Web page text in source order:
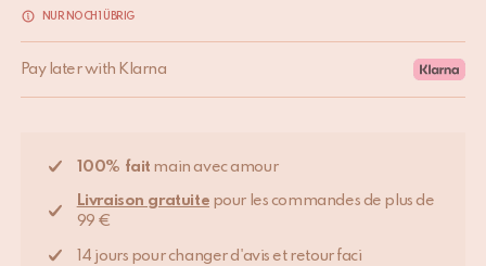
NUR NOCH 1 ÜBRIG
Pay later with Klarna
100% fait main avec amour
Livraison gratuite pour les commandes de plus de
99 €
14 jours pour changer d'avis et retour faci